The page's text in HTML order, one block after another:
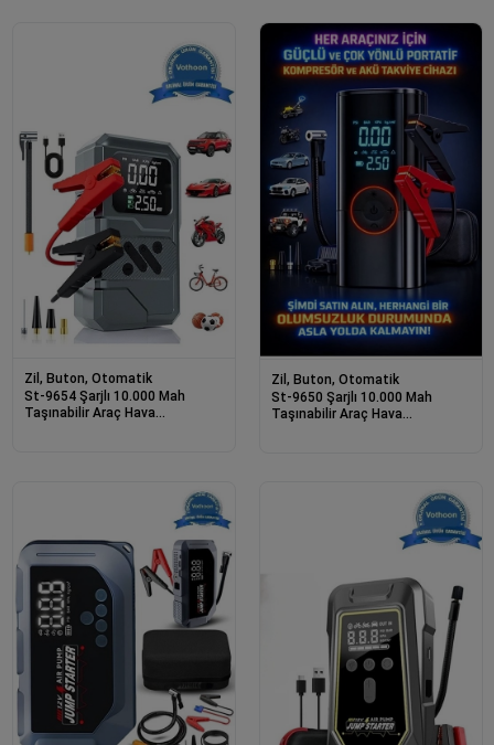
Zil, Buton, Otomatik
St-9654 Şarjlı 10.000 Mah
Taşınabilir Araç Hava
Zil, Buton, Otomatik
St-9650 Şarjlı 10.000 Mah
Taşınabilir Araç Hava